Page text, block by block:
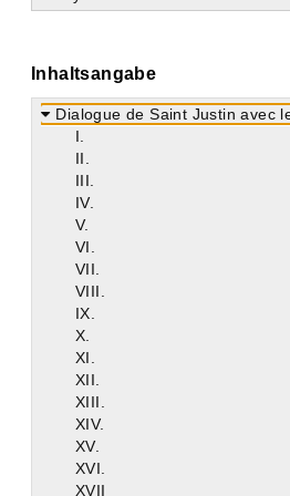
Inhaltsangabe
Dialogue de Saint Justin avec
Ι.
II.
III.
IV.
V.
VI.
VII.
VIII.
IX.
X.
XI.
XII.
XIII.
XIV.
XV.
XVI.
XVII